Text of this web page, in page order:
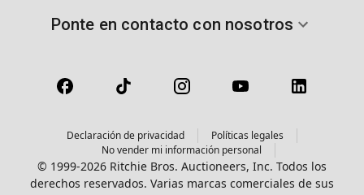
Ponte en contacto con nosotros
Declaración de privacidad
Políticas legales
No vender mi información personal
© 1999-2026 Ritchie Bros. Auctioneers, Inc. Todos los
derechos reservados. Varias marcas comerciales de sus